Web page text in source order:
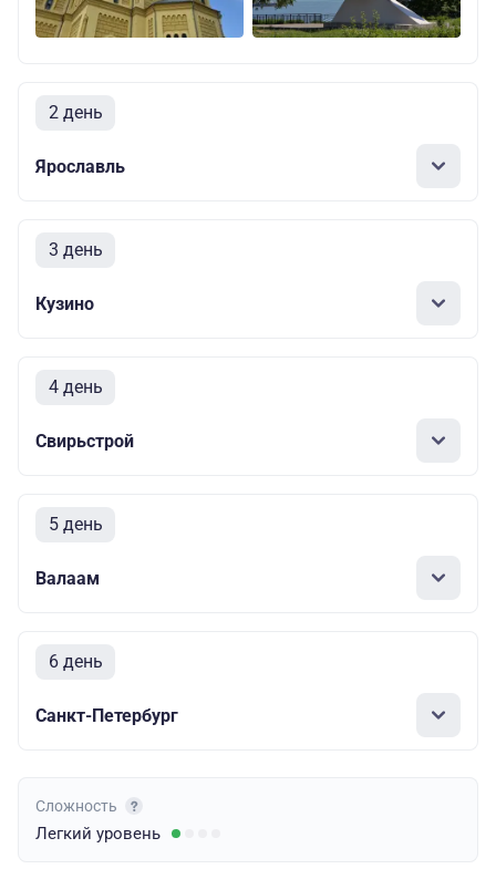
2 день
Ярославль
3 день
Кузино
4 день
Свирьстрой
5 день
Валаам
6 день
Санкт-Петербург
Сложность
Легкий уровень